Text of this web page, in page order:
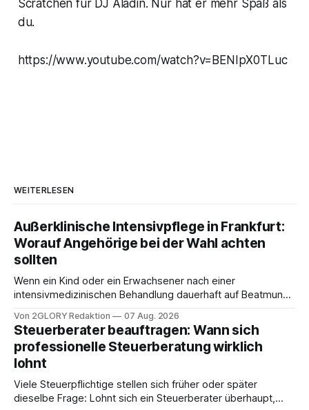
Scratchen für DJ Aladin. Nur hat er mehr Spaß als
du.
https://www.youtube.com/watch?v=BENIpX0TLuc
WEITERLESEN
Außerklinische Intensivpflege in Frankfurt:
Worauf Angehörige bei der Wahl achten
sollten
Wenn ein Kind oder ein Erwachsener nach einer
intensivmedizinischen Behandlung dauerhaft auf Beatmung
angewiesen ist, stellt sich für Familien eine schwierige
Frage: Muss die Versorgung dauerhaft in der Klinik bleiben –
oder ist ein Leben zu Hause möglich? Die außerklinische
Intensivpflege bietet genau diese Alternative: Sie
Von 2GLORY Redaktion 07 Aug. 2026
Steuerberater beauftragen: Wann sich
professionelle Steuerberatung wirklich
lohnt
Viele Steuerpflichtige stellen sich früher oder später
dieselbe Frage: Lohnt sich ein Steuerberater überhaupt,